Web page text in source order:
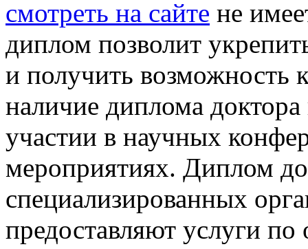
смотреть на сайте не
диплом позволит
и получить возможность
наличие диплома
участии в научных
мероприятиях. Диплом
специализированных
предоставляют услуги